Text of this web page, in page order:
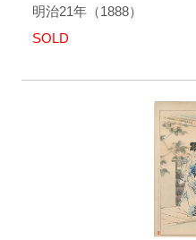
明治21年（1888）
SOLD